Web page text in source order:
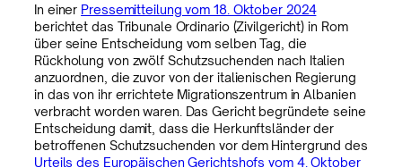
In einer Pressemitteilung vom 18. Oktober 2024
berichtet das Tribunale Ordinario (Zivilgericht) in Rom
über seine Entscheidung vom selben Tag, die
Rückholung von zwölf Schutzsuchenden nach Italien
anzuordnen, die zuvor von der italienischen Regierung
in das von ihr errichtete Migrationszentrum in Albanien
verbracht worden waren. Das Gericht begründete seine
Entscheidung damit, dass die Herkunftsländer der
betroffenen Schutzsuchenden vor dem Hintergrund des
Urteils des Europäischen Gerichtshofs vom 4. Oktober